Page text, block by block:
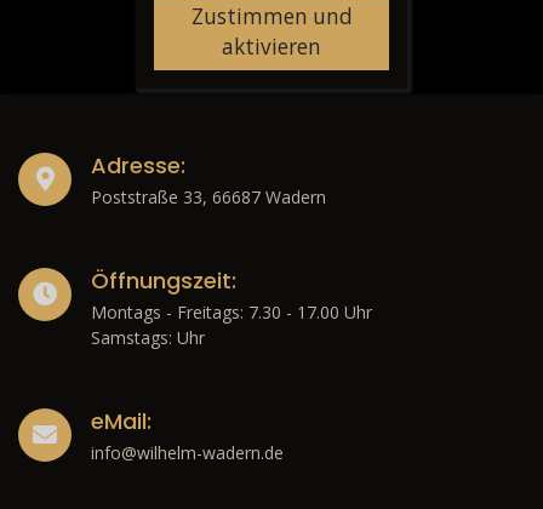
Zustimmen und
aktivieren
Adresse:
Poststraße 33, 66687 Wadern
Öffnungszeit:
Montags - Freitags: 7.30 - 17.00 Uhr
Samstags: Uhr
eMail:
info@wilhelm-wadern.de